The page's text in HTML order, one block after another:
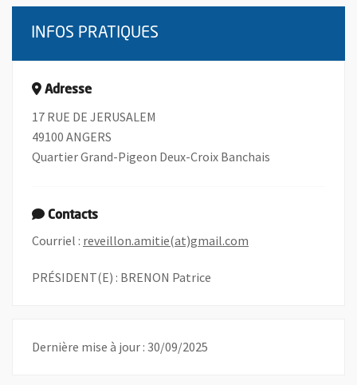
INFOS PRATIQUES
Adresse
17 RUE DE JERUSALEM
49100 ANGERS
Quartier Grand-Pigeon Deux-Croix Banchais
Contacts
Courriel : reveillon.amitie(at)gmail.com
PRÉSIDENT(E) : BRENON Patrice
Dernière mise à jour : 30/09/2025